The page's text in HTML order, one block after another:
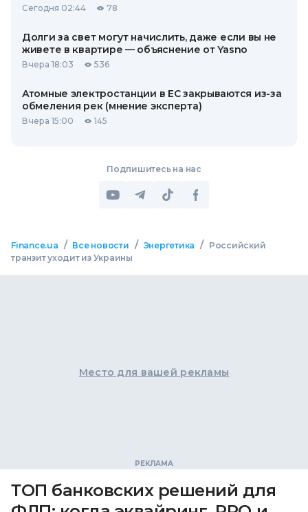
Сегодня 02:44 78
Долги за свет могут начислить, даже если вы не
живете в квартире — объяснение от Yasno
Вчера 18:03 536
Атомные электростанции в ЕС закрываются из-за
обмеления рек (мнение эксперта)
Вчера 15:00 145
Подпишитесь на нас
Finance.ua / Все новости / Энергетика /
Российский
транзит уходит из Украины
Место для вашей рекламы
ТОП банковских решений для